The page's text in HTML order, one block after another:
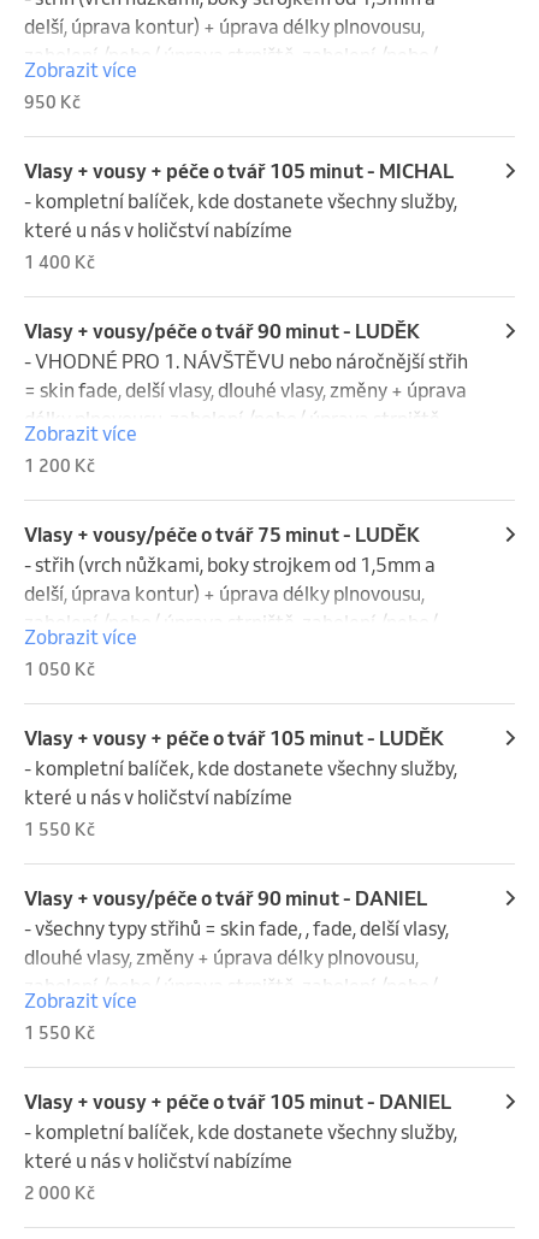
delší, úprava kontur) + úprava délky plnovousu,
zaholení /nebo/ úprava strniště, zaholení /nebo/
holení dohladka.
- vousy lze nahradit za relaxační péči o tvář(peeling,
hydratační krém, masáž a sérům na vrásky)
- mytí před i po službě
Zobrazit více
950 Kč
Vlasy + vousy + péče o tvář 105 minut - MICHAL
- kompletní balíček, kde dostanete všechny služby,
které u nás v holičství nabízíme
1 400 Kč
Vlasy + vousy/péče o tvář 90 minut - LUDĚK
- VHODNÉ PRO 1. NÁVŠTĚVU nebo náročnější střih
= skin fade, delší vlasy, dlouhé vlasy, změny + úprava
délky plnovousu, zaholení /nebo/ úprava strniště,
zaholení /nebo/ holení dohladka
- vousy lze nahradit za relaxační péči o tvář(peeling,
hydratační krém, masáž a sérům na vrásky)
- mytí před i po službě
Zobrazit více
1 200 Kč
Vlasy + vousy/péče o tvář 75 minut - LUDĚK
- střih (vrch nůžkami, boky strojkem od 1,5mm a
delší, úprava kontur) + úprava délky plnovousu,
zaholení /nebo/ úprava strniště, zaholení /nebo/
holení dohladka.
- vousy lze nahradit za relaxační péči o tvář(peeling,
hydratační krém, masáž a sérům na vrásky)
- mytí před i po službě
Zobrazit více
1 050 Kč
Vlasy + vousy + péče o tvář 105 minut - LUDĚK
- kompletní balíček, kde dostanete všechny služby,
které u nás v holičství nabízíme
1 550 Kč
Vlasy + vousy/péče o tvář 90 minut - DANIEL
- všechny typy střihů = skin fade, , fade, delší vlasy,
dlouhé vlasy, změny + úprava délky plnovousu,
zaholení /nebo/ úprava strniště, zaholení /nebo/
holení dohladka
- vousy lze nahradit za relaxační péči o tvář(peeling,
hydratační krém, masáž a sérům na vrásky)
- mytí před i po službě
Zobrazit více
1 550 Kč
Vlasy + vousy + péče o tvář 105 minut - DANIEL
- kompletní balíček, kde dostanete všechny služby,
které u nás v holičství nabízíme
2 000 Kč